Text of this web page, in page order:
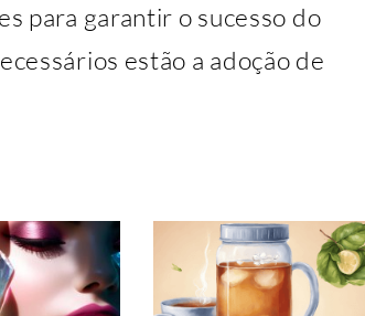
para garantir o sucesso do
estão a adoção de